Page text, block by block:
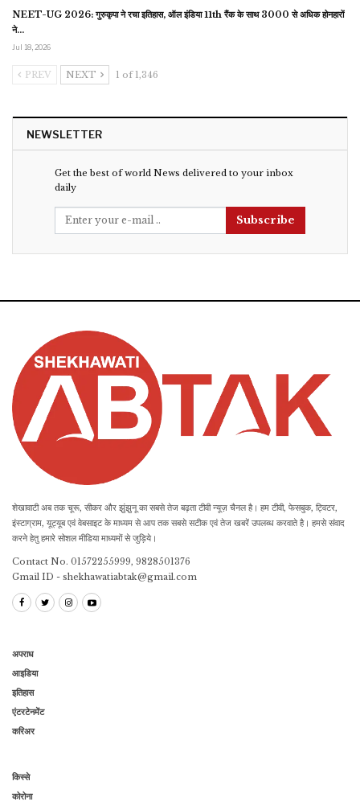
NEET-UG 2026: गुरुकृपा ने रचा इतिहास, ऑल इंडिया 11th रैंक के साथ 3000 से अधिक होनहारों
ने…
Jul 18, 2026
PREV NEXT 1 of 1,346
NEWSLETTER
Get the best of world News delivered to your inbox
daily
Subscribe
शेखावाटी अब तक चूरू, सीकर और झुंझुनू का सबसे तेज बढ़ता टीवी न्यूज़ चैनल है। हम टीवी, फेसबुक, ट्विटर,
इंस्टाग्राम, यूट्यूब एवं वेबसाइट के माध्यम से आप तक सबसे सटीक एवं तेज खबरें उपलब्ध करवाते है। हमसे संवाद
करने हेतु हमारे सोशल मीडिया माध्यमों से जुड़िये।
Contact No. 01572255999, 9828501376
Gmail ID - shekhawatiabtak@gmail.com
अपराध
आइडिया
इतिहास
एंटरटेनमेंट
करिअर
किस्से
कोरोना